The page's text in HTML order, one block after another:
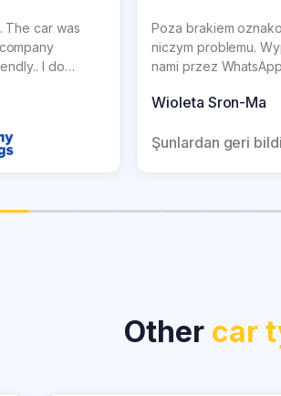
The car was
I do
Poza brakiem
niczym problemu.
nami przez
mogę polecić i
Wioleta Sron-Ma
Şunlardan geri
Other car